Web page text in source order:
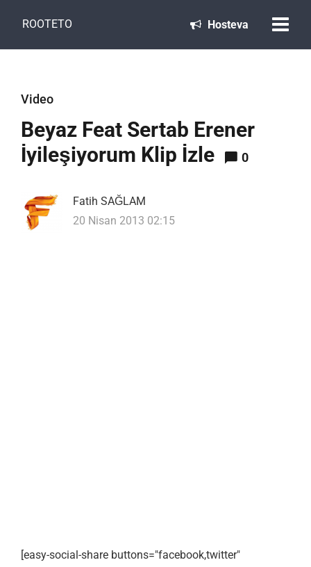
ROOTETO Hosteva
Video
Beyaz Feat Sertab Erener
İyileşiyorum Klip İzle
0
Fatih SAĞLAM
20 Nisan 2013 02:15
[easy-social-share buttons="facebook,twitter"